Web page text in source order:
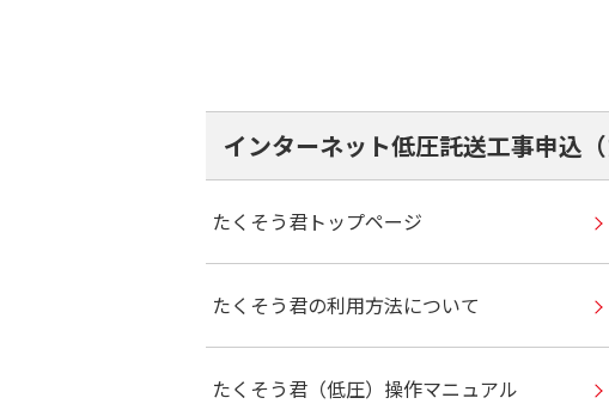
インターネット低圧託送工事申込
たくそう君トップページ
たくそう君の利用方法について
たくそう君（低圧）操作マニュアル